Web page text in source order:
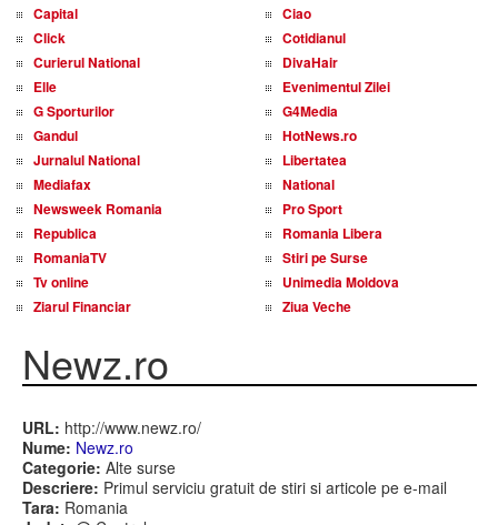
Capital
Ciao
Click
Cotidianul
Curierul National
DivaHair
Elle
Evenimentul Zilei
G Sporturilor
G4Media
Gandul
HotNews.ro
Jurnalul National
Libertatea
Mediafax
National
Newsweek Romania
Pro Sport
Republica
Romania Libera
RomaniaTV
Stiri pe Surse
Tv online
Unimedia Moldova
Ziarul Financiar
Ziua Veche
Newz.ro
URL: http://www.newz.ro/
Nume: Newz.ro
Categorie: Alte surse
Descriere: Primul serviciu gratuit de stiri si articole pe e-mail
Tara: Romania